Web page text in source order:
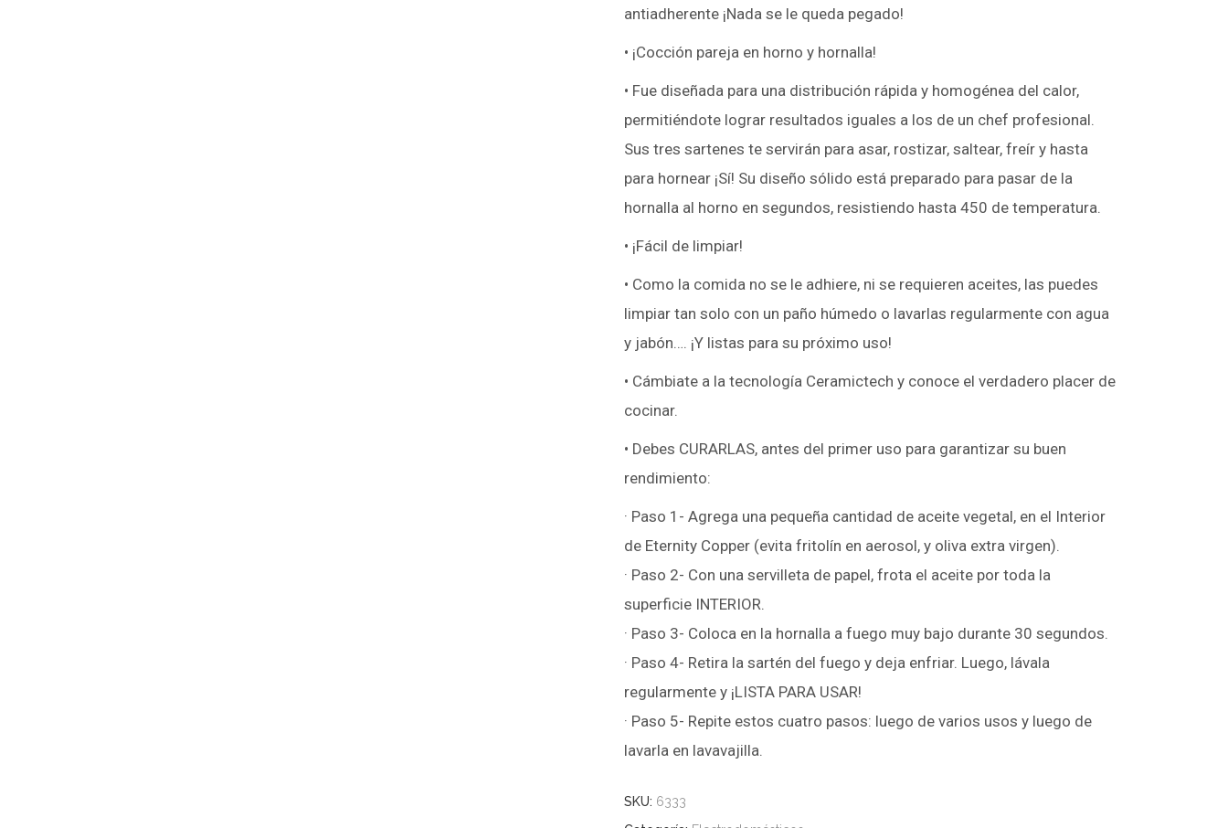
antiadherente ¡Nada se le queda pegado!
• ¡Cocción pareja en horno y hornalla!
• Fue diseñada para una distribución rápida y homogénea del calor,
permitiéndote lograr resultados iguales a los de un chef profesional.
Sus tres sartenes te servirán para asar, rostizar, saltear, freír y hasta
para hornear ¡Sí! Su diseño sólido está preparado para pasar de la
hornalla al horno en segundos, resistiendo hasta 450 de temperatura.
• ¡Fácil de limpiar!
• Como la comida no se le adhiere, ni se requieren aceites, las puedes
limpiar tan solo con un paño húmedo o lavarlas regularmente con agua
y jabón…. ¡Y listas para su próximo uso!
• Cámbiate a la tecnología Ceramictech y conoce el verdadero placer de
cocinar.
• Debes CURARLAS, antes del primer uso para garantizar su buen
rendimiento:
· Paso 1- Agrega una pequeña cantidad de aceite vegetal, en el Interior
de Eternity Copper (evita fritolín en aerosol, y oliva extra virgen).
· Paso 2- Con una servilleta de papel, frota el aceite por toda la
superficie INTERIOR.
· Paso 3- Coloca en la hornalla a fuego muy bajo durante 30 segundos.
· Paso 4- Retira la sartén del fuego y deja enfriar. Luego, lávala
regularmente y ¡LISTA PARA USAR!
· Paso 5- Repite estos cuatro pasos: luego de varios usos y luego de
lavarla en lavavajilla.
SKU: 6333